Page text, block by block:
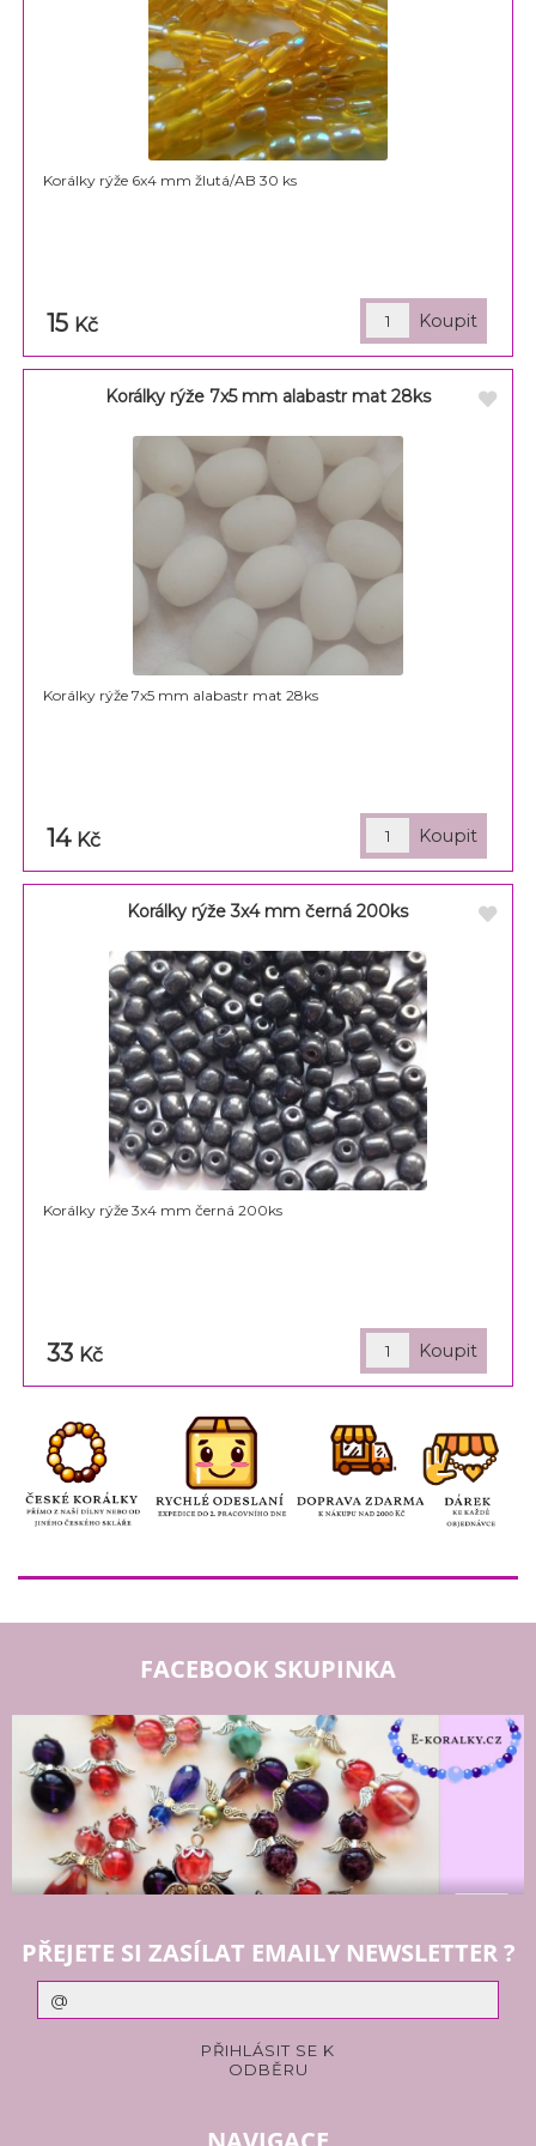
Korálky rýže 6x4 mm žlutá/AB 30 ks
15 Kč
Korálky rýže 7x5 mm alabastr mat 28ks
Korálky rýže 7x5 mm alabastr mat 28ks
14 Kč
Korálky rýže 3x4 mm černá 200ks
Korálky rýže 3x4 mm černá 200ks
33 Kč
FACEBOOK SKUPINKA
PŘEJETE SI ZASÍLAT EMAILY NEWSLETTER ?